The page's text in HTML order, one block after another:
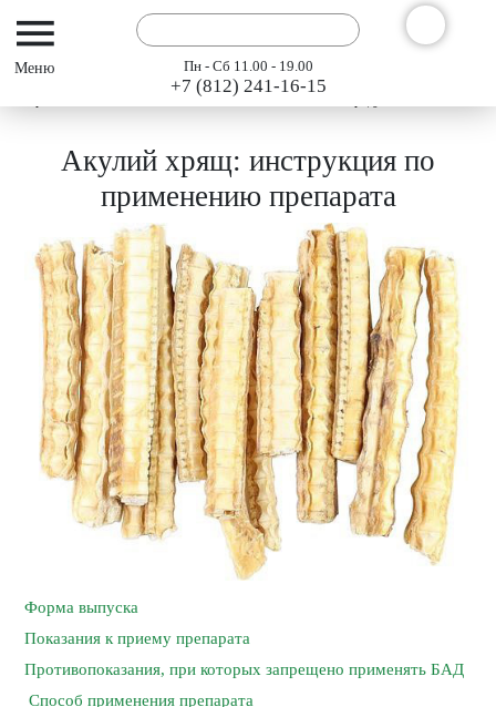
Пн - Сб 11.00 - 19.00
+7 (812) 241-16-15
Статьи
Акулий хрящ: инструкция по
применению препарата
Форма выпуска
Показания к приему препарата
Противопоказания, при которых запрещено применять БАД
Способ применения препарата